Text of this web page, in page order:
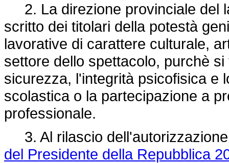
2. La direzione provinciale del
scritto dei titolari della potestà
lavorative di carattere culturale,
settore dello spettacolo, purchè
sicurezza, l'integrità psicofisica e
scolastica o la partecipazione a
professionale.
3. Al rilascio
del Presidente della Repubblica